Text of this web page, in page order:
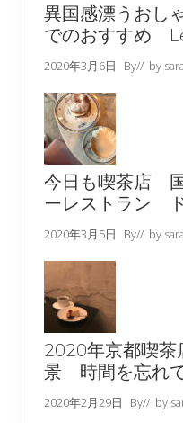
異国感漂うおし
でのおすすめ
2020年3月6日 By// by
今日も喫茶店
ーレストラン
2020年3月5日 By// by
2020年京都喫
景 時間を忘れて
2020年2月29日 By// by